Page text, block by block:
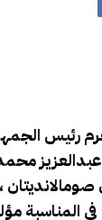
رئيس
عبدالعزيز
المناسبة